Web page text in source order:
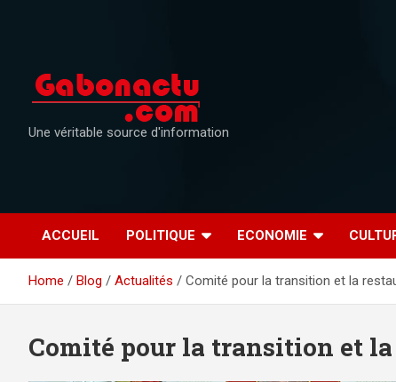
Une véritable source d'information
ACCUEIL POLITIQUE ECONOMIE
Home Blog Actualités Comité pour la transition et la
Comité pour la transition et